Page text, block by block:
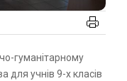
для учнів 9-х класів